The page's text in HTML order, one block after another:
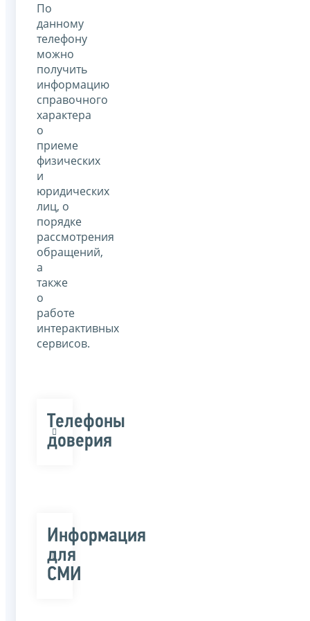
По
данному
телефону
можно
получить
информацию
справочного
характера
о
приеме
физических
и
юридических
лиц, о
порядке
рассмотрения
обращений,
а
также
о
работе
интерактивных
сервисов.
Телефоны
доверия
Информация
для
СМИ